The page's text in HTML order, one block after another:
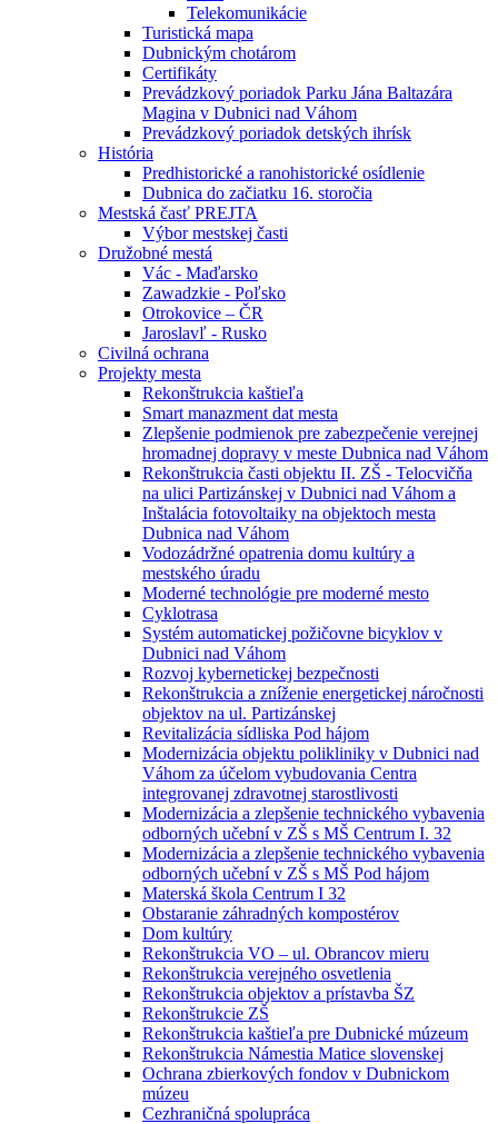
Telekomunikácie
Turistická mapa
Dubnickým chotárom
Certifikáty
Prevádzkový poriadok Parku Jána Baltazára
Magina v Dubnici nad Váhom
Prevádzkový poriadok detských ihrísk
História
Predhistorické a ranohistorické osídlenie
Dubnica do začiatku 16. storočia
Mestská časť PREJTA
Výbor mestskej časti
Družobné mestá
Vác - Maďarsko
Zawadzkie - Poľsko
Otrokovice – ČR
Jaroslavľ - Rusko
Civilná ochrana
Projekty mesta
Rekonštrukcia kaštieľa
Smart manazment dat mesta
Zlepšenie podmienok pre zabezpečenie verejnej
hromadnej dopravy v meste Dubnica nad Váhom
Rekonštrukcia časti objektu II. ZŠ - Telocvičňa
na ulici Partizánskej v Dubnici nad Váhom a
Inštalácia fotovoltaiky na objektoch mesta
Dubnica nad Váhom
Vodozádržné opatrenia domu kultúry a
mestského úradu
Moderné technológie pre moderné mesto
Cyklotrasa
Systém automatickej požičovne bicyklov v
Dubnici nad Váhom
Rozvoj kybernetickej bezpečnosti
Rekonštrukcia a zníženie energetickej náročnosti
objektov na ul. Partizánskej
Revitalizácia sídliska Pod hájom
Modernizácia objektu polikliniky v Dubnici nad
Váhom za účelom vybudovania Centra
integrovanej zdravotnej starostlivosti
Modernizácia a zlepšenie technického vybavenia
odborných učební v ZŠ s MŠ Centrum I. 32
Modernizácia a zlepšenie technického vybavenia
odborných učební v ZŠ s MŠ Pod hájom
Materská škola Centrum I 32
Obstaranie záhradných kompostérov
Dom kultúry
Rekonštrukcia VO – ul. Obrancov mieru
Rekonštrukcia verejného osvetlenia
Rekonštrukcia objektov a prístavba ŠZ
Rekonštrukcie ZŠ
Rekonštrukcia kaštieľa pre Dubnické múzeum
Rekonštrukcia Námestia Matice slovenskej
Ochrana zbierkových fondov v Dubnickom
múzeu
Cezhraničná spolupráca